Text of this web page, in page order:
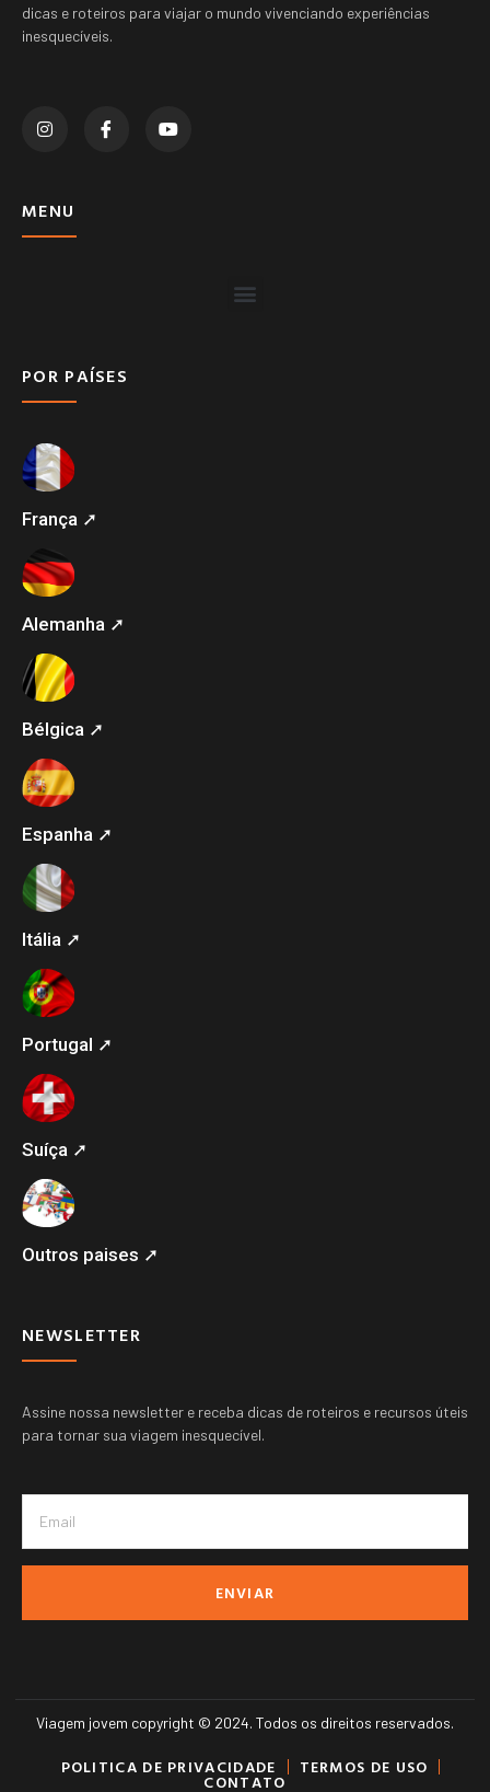
dicas e roteiros para viajar o mundo vivenciando experiências
inesquecíveis.
MENU
POR PAÍSES
França ➚
Alemanha ➚
Bélgica ➚
Espanha ➚
Itália ➚
Portugal ➚
Suíça ➚
Outros paises ➚
NEWSLETTER
Assine nossa newsletter e receba dicas de roteiros e recursos úteis
para tornar sua viagem inesquecível.
ENVIAR
Viagem jovem copyright © 2024. Todos os direitos reservados.
POLITICA DE PRIVACIDADE TERMOS DE USO
CONTATO